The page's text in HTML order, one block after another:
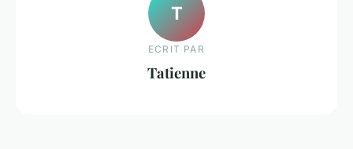
T
ECRIT PAR
Tatienne